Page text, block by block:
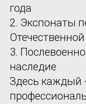
года
2. Экспонаты
3.
наследие
Здесь каждый